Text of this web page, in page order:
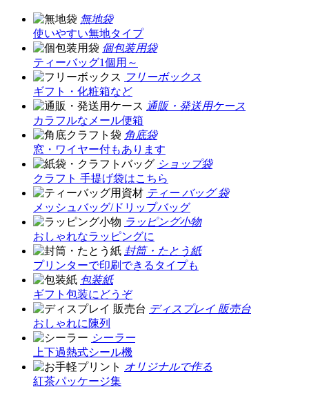
無地袋
使いやすい無地タイプ
個包装用袋
ティーバッグ1個用～
フリーボックス
ギフト・化粧箱など
通販・発送用ケース
カラフルなメール便箱
角底袋
窓・ワイヤー付もあります
ショップ袋
クラフト 手提げ袋はこちら
ティー バッグ 袋
メッシュバッグ/ドリップバッグ
ラッピング小物
おしゃれなラッピングに
封筒・たとう紙
プリンターで印刷できるタイプも
包装紙
ギフト包装にどうぞ
ディスプレイ 販売台
おしゃれに陳列
シーラー
上下過熱式シール機
オリジナルで作る
紅茶パッケージ集